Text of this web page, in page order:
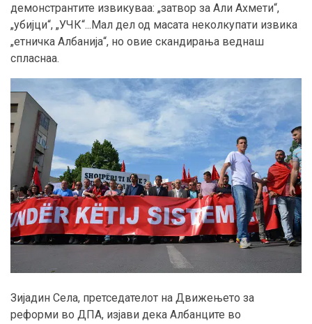
демонстрантите извикуваа: „затвор за Али Ахмети“,
„убијци“, „УЧК“...Мал дел од масата неколкупати извика
„етничка Албанија“, но овие скандирања веднаш
спласнаа.
Зијадин Села, претседателот на Движењето за
реформи во ДПА, изјави дека Албанците во